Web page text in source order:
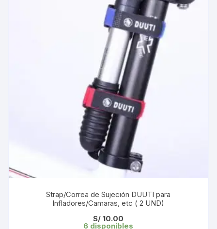
Strap/Correa de Sujeción DUUTI para
Infladores/Camaras, etc ( 2 UND)
S/ 10.00
6 disponibles